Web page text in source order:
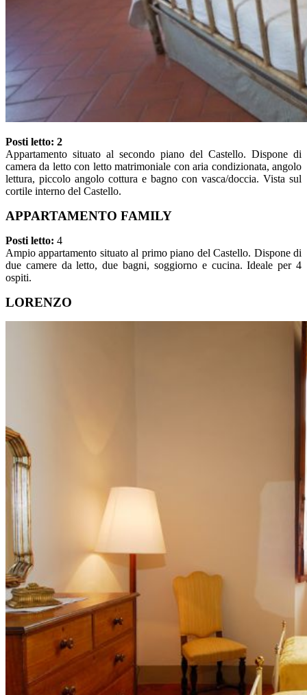
Posti letto: 2
Appartamento situato al secondo piano del Castello. Dispone di
camera da letto con letto matrimoniale con aria condizionata, angolo
lettura, piccolo angolo cottura e bagno con vasca/doccia. Vista sul
cortile interno del Castello.
APPARTAMENTO FAMILY
Posti letto: 4
Ampio appartamento situato al primo piano del Castello. Dispone di
due camere da letto, due bagni, soggiorno e cucina. Ideale per 4
ospiti.
LORENZO